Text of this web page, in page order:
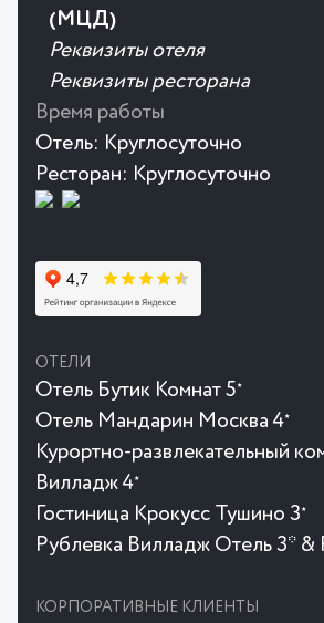
(МЦД)
Реквизиты отеля
Реквизиты ресторана
Время работы
Отель: Круглосуточно
Ресторан: Круглосуточно
ОТЕЛИ
Отель Бутик Комнат 5★
Отель Мандарин Москва 4★
Курортно-развлекательный
Вилладж 4★
Гостиница Крокусc Тушино 3★
Рублевка Вилладж Отель 3* &
КОРПОРАТИВНЫЕ КЛИЕНТЫ